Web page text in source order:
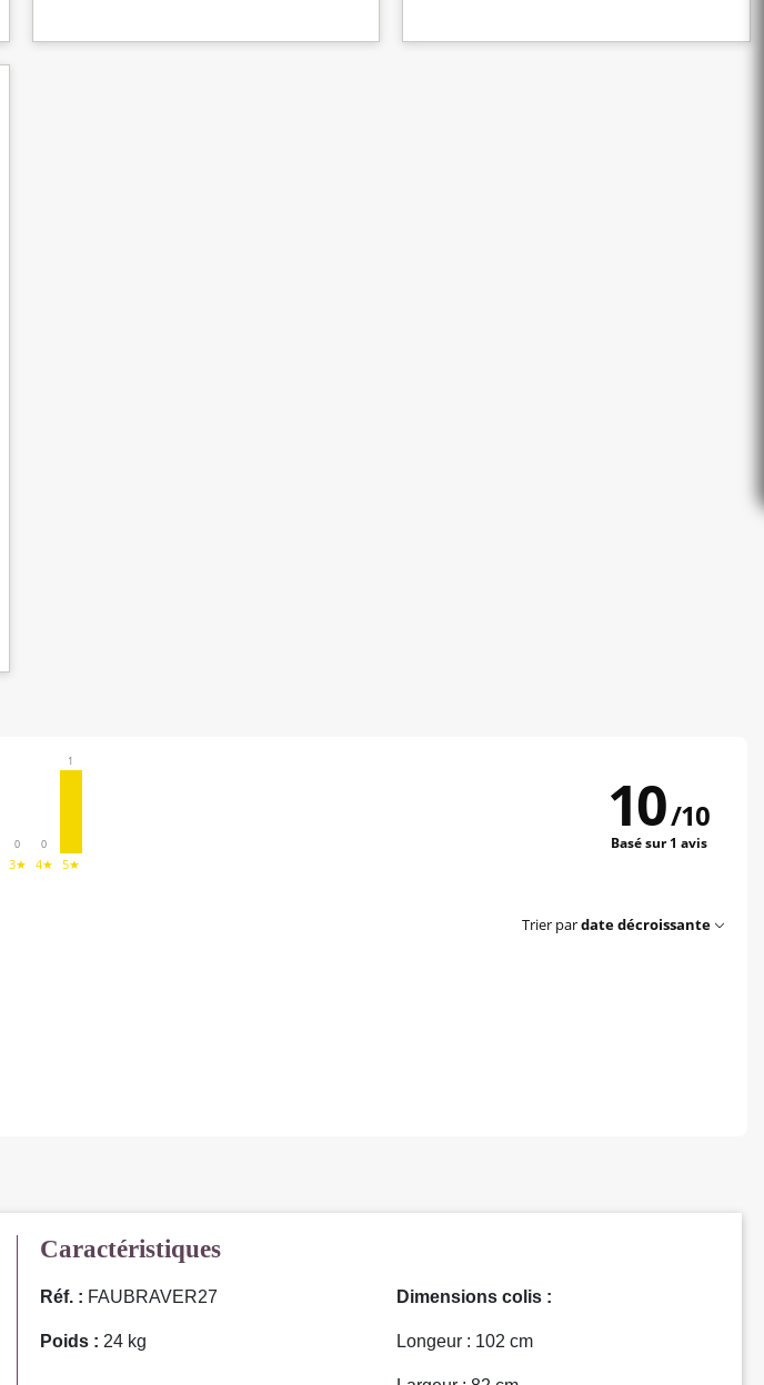
0
3★
0
4★
1
5★
10/10
Basé sur 1 avis
Trier pardate décroissante
Caractéristiques
Réf. : FAUBRAVER27
Poids : 24 kg
Dimensions colis :
Longeur : 102 cm